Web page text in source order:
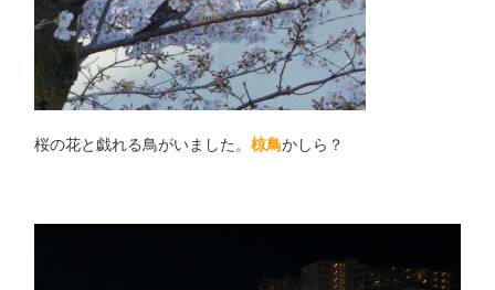
桜の花と戯れる鳥がいました。 椋鳥かしら？